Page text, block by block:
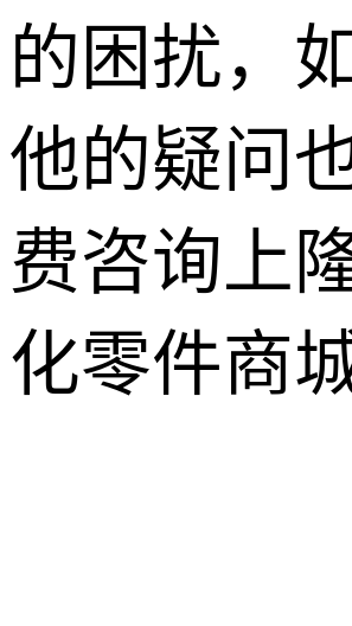
的困扰，
他的疑问
费咨询上
化零件商城